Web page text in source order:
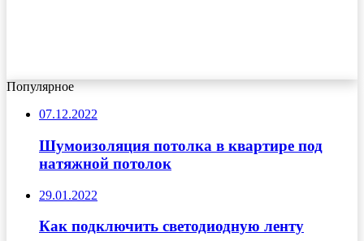
Популярное
07.12.2022
Шумоизоляция потолка в квартире под
натяжной потолок
29.01.2022
Как подключить светодиодную ленту